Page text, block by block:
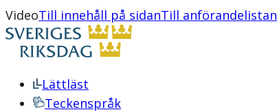
VideoTill innehåll på sidanTill anförandelistan
Lättläst
Teckenspråk